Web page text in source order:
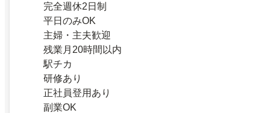
完全週休2日制
平日のみOK
主婦・主夫歓迎
残業月20時間以内
駅チカ
研修あり
正社員登用あり
副業OK